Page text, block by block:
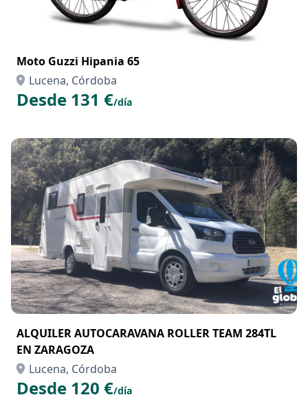
Moto Guzzi Hipania 65
Lucena, Córdoba
Desde 131 €/día
ALQUILER AUTOCARAVANA ROLLER TEAM 284TL
EN ZARAGOZA
Lucena, Córdoba
Desde 120 €/día